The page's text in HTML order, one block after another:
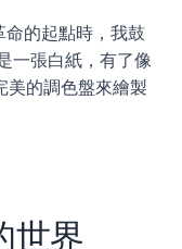
的起點時，我鼓
一張白紙，有了像
的調色盤來繪製
世界